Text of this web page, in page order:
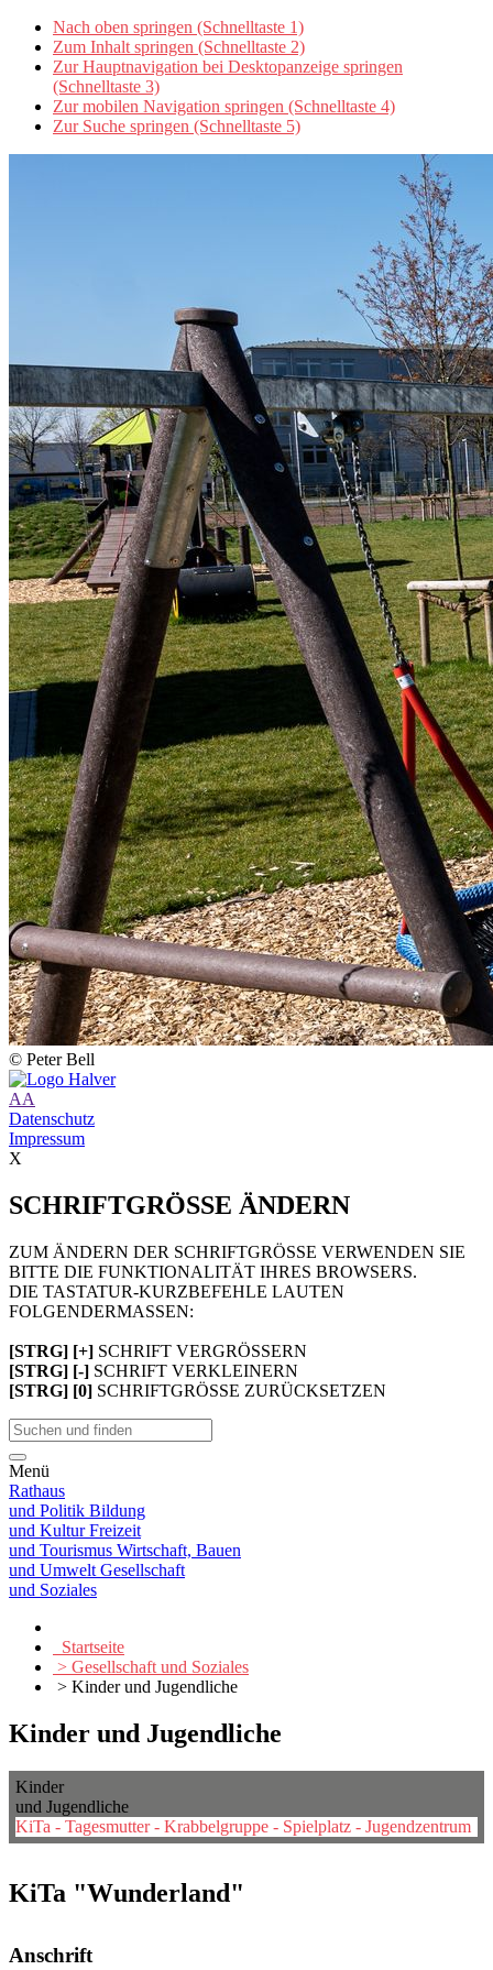
Nach oben springen (Schnelltaste 1)
Zum Inhalt springen (Schnelltaste 2)
Zur Hauptnavigation bei Desktopanzeige springen
(Schnelltaste 3)
Zur mobilen Navigation springen (Schnelltaste 4)
Zur Suche springen (Schnelltaste 5)
© Peter Bell
AA
Datenschutz
Impressum
X
SCHRIFTGRÖSSE ÄNDERN
ZUM ÄNDERN DER SCHRIFTGRÖSSE VERWENDEN SIE
BITTE DIE FUNKTIONALITÄT IHRES BROWSERS.
DIE TASTATUR-KURZBEFEHLE LAUTEN
FOLGENDERMASSEN:
[STRG] [+] SCHRIFT VERGRÖSSERN
[STRG] [-] SCHRIFT VERKLEINERN
[STRG] [0] SCHRIFTGRÖSSE ZURÜCKSETZEN
Menü
Rathaus
und Politik Bildung
und KulturFreizeit
und Tourismus Wirtschaft, Bauen
und Umwelt Gesellschaft
und Soziales
Startseite
> Gesellschaft und Soziales
> Kinder und Jugendliche
Kinder und Jugendliche
Kinder
und Jugendliche
KiTa - Tagesmutter - Krabbelgruppe - Spielplatz - Jugendzentrum
KiTa "Wunderland"
Anschrift